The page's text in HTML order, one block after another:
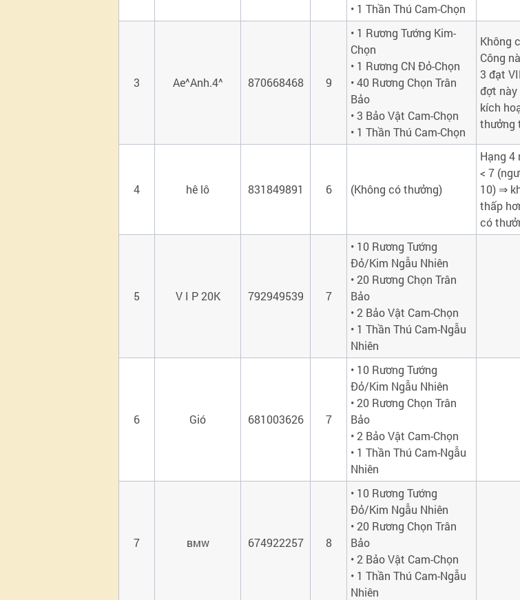
• 1 Thần Thú Cam-Chọn
3 Ae^Anh.4^ 870668468 9
• 1 Rương Tướng Kim-
Chọn
• 1 Rương CN Đỏ-Chọn
• 40 Rương Chọn Trân
Bảo
• 3 Bảo Vật Cam-Chọn
• 1 Thần Thú Cam-Chọn
Không
Công
3 đạt
đợt này
kích
thưởng
4 hê lô 831849891 6 (Không có thưởng)
Hạng 4
< 7
10) ⇒
thấp
có
5 V I P 20K 792949539 7
• 10 Rương Tướng
Đỏ/Kim Ngẫu Nhiên
• 20 Rương Chọn Trân
Bảo
• 2 Bảo Vật Cam-Chọn
• 1 Thần Thú Cam-Ngẫu
Nhiên
6 Gió 681003626 7
• 10 Rương Tướng
Đỏ/Kim Ngẫu Nhiên
• 20 Rương Chọn Trân
Bảo
• 2 Bảo Vật Cam-Chọn
• 1 Thần Thú Cam-Ngẫu
Nhiên
7 вмw 674922257 8
• 10 Rương Tướng
Đỏ/Kim Ngẫu Nhiên
• 20 Rương Chọn Trân
Bảo
• 2 Bảo Vật Cam-Chọn
• 1 Thần Thú Cam-Ngẫu
Nhiên